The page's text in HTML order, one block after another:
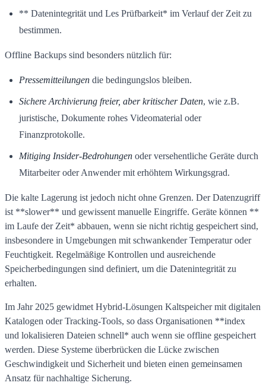
** Datenintegrität und Les Prüfbarkeit* im Verlauf der Zeit zu
bestimmen.
Offline Backups sind besonders nützlich für:
Pressemitteilungen die bedingungslos bleiben.
Sichere Archivierung freier, aber kritischer Daten, wie z.B.
juristische, Dokumente rohes Videomaterial oder
Finanzprotokolle.
Mitiging Insider-Bedrohungen oder versehentliche Geräte durch
Mitarbeiter oder Anwender mit erhöhtem Wirkungsgrad.
Die kalte Lagerung ist jedoch nicht ohne Grenzen. Der Datenzugriff
ist **slower** und gewissent manuelle Eingriffe. Geräte können **
im Laufe der Zeit* abbauen, wenn sie nicht richtig gespeichert sind,
insbesondere in Umgebungen mit schwankender Temperatur oder
Feuchtigkeit. Regelmäßige Kontrollen und ausreichende
Speicherbedingungen sind definiert, um die Datenintegrität zu
erhalten.
Im Jahr 2025 gewidmet Hybrid-Lösungen Kaltspeicher mit digitalen
Katalogen oder Tracking-Tools, so dass Organisationen **index
und lokalisieren Dateien schnell* auch wenn sie offline gespeichert
werden. Diese Systeme überbrücken die Lücke zwischen
Geschwindigkeit und Sicherheit und bieten einen gemeinsamen
Ansatz für nachhaltige Sicherung.